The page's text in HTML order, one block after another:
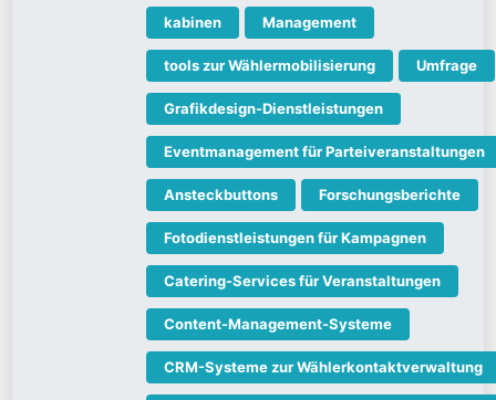
kabinen Management
tools zur Wählermobilisierung Umfrage
Grafikdesign-Dienstleistungen
Eventmanagement für Parteiveranstaltungen
Ansteckbuttons Forschungsberichte
Fotodienstleistungen für Kampagnen
Catering-Services für Veranstaltungen
Content-Management-Systeme
CRM-Systeme zur Wählerkontaktverwaltung